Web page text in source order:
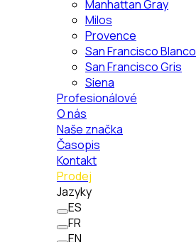
Manhattan Gray
Milos
Provence
San Francisco Blanco
San Francisco Gris
Siena
Profesionálové
O nás
Naše značka
Časopis
Kontakt
Prodej
Jazyky
ES
FR
EN